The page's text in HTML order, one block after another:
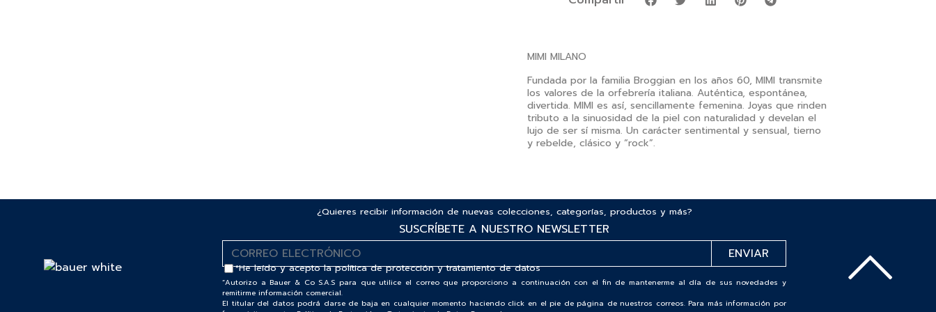
MIMI MILANO
Fundada por la familia Broggian en los años 60, MIMI transmite
los valores de la orfebrería italiana. Auténtica, espontánea,
divertida. MIMI es así, sencillamente femenina. Joyas que rinden
tributo a la sinuosidad de la piel con naturalidad y develan el
lujo de ser sí misma. Un carácter sentimental y sensual, tierno
y rebelde, clásico y “rock”.
¿Quieres recibir información de nuevas colecciones, categorías, productos y más?
SUSCRÍBETE A NUESTRO NEWSLETTER
*He leído y acepto lapolítica de protección y tratamiento de datos
“Autorizo a Bauer & Co S.A.S para que utilice el correo que proporciono a continuación con el fin de mantenerme al día de sus novedades y
remitirme información comercial.
El titular del datos podrá darse de baja en cualquier momento haciendo click en el pie de página de nuestros correos. Para más información por